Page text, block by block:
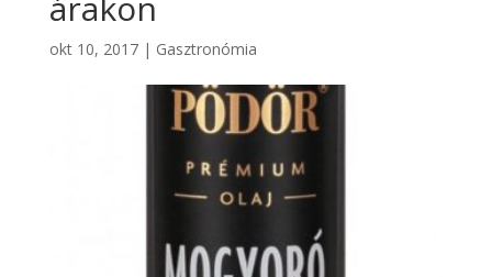
okt 10, 2017| Gasztronómia